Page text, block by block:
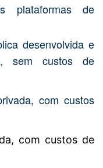
plataformas de
desenvolvida e
, sem custos de
com custos
com custos de